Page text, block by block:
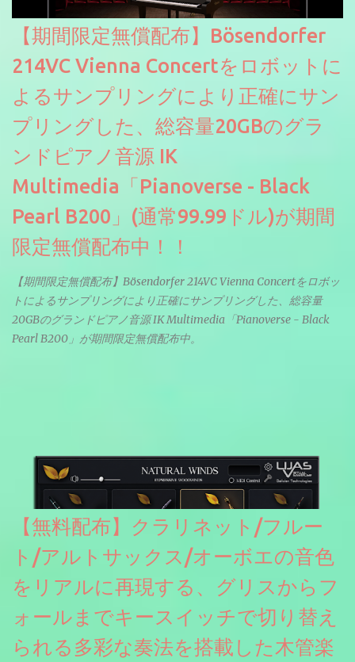
【期間限定無償配布】Bösendorfer
214VC Vienna Concertをロボットに
よるサンプリングにより正確にサン
プリングした、総容量20GBのグラ
ンドピアノ音源 IK
Multimedia「Pianoverse - Black
Pearl B200」(通常99.99ドル)が期間
限定無償配布中！！
【期間限定無償配布】Bösendorfer 214VC Vienna Concertをロボッ
トによるサンプリングにより正確にサンプリングした、総容量
20GBのグランドピアノ音源 IK Multimedia「Pianoverse - Black
Pearl B200」が期間限定無償配布中。
【無料配布】クラリネット/フルー
ト/アルトサックス/オーボエの音色
をリアルに再現する、グリスからフ
ォールまでキースイッチで切り替え
られる多彩な奏法を搭載した木管楽